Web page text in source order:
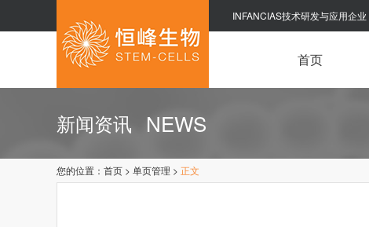
INFANCIAS技术研发与应用企业
首页
新闻资讯 NEWS
您的位置： 首页 > 单页管理 > 正文